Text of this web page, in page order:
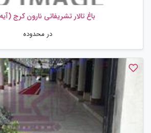
باغ تالار تشریفاتی نارون کرج
در محدوده